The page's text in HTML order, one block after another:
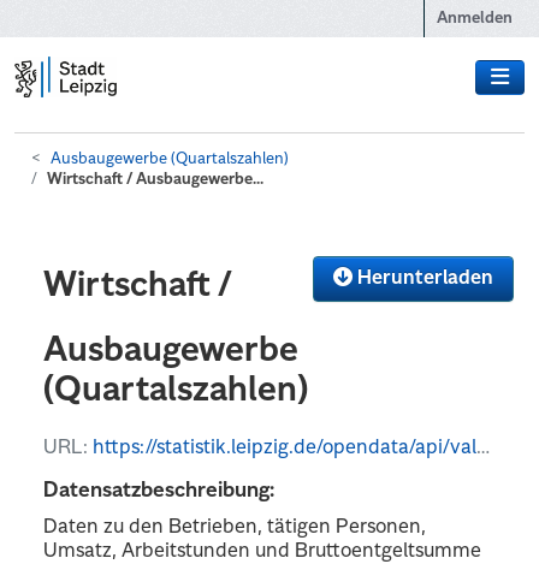
Anmelden
Ausbaugewerbe (Quartalszahlen)
Wirtschaft / Ausbaugewerbe...
Herunterladen
Wirtschaft /
Ausbaugewerbe
(Quartalszahlen)
URL: https://statistik.leipzig.de/opendata/api/values?kategorie_nr=8&rubrik_nr=5&periode=q&format=json
Datensatzbeschreibung:
Daten zu den Betrieben, tätigen Personen,
Umsatz, Arbeitstunden und Bruttoentgeltsumme